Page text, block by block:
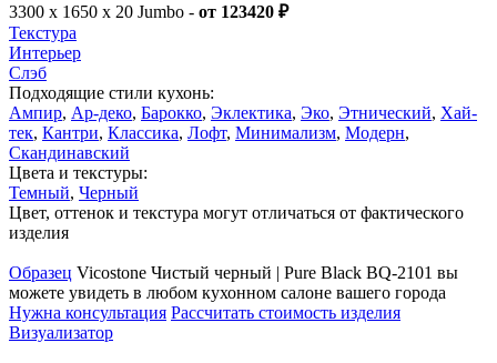
3300 x 1650 x 20 Jumbo - от 123420 ₽
Текстура
Интерьер
Слэб
Подходящие стили кухонь:
Ампир, Ар-деко, Барокко, Эклектика, Эко, Этнический, Хай-
тек, Кантри, Классика, Лофт, Минимализм, Модерн,
Скандинавский
Цвета и текстуры:
Темный, Черный
Цвет, оттенок и текстура могут отличаться от фактического
изделия
Образец Vicostone Чистый черный | Pure Black BQ-2101 вы
можете увидеть в любом кухонном салоне вашего города
Нужна консультация Рассчитать стоимость изделия
Визуализатор